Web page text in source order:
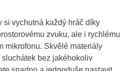
si vychutná každý hráč díky
zvuku, ale i rychlému
mikrofonu. Skvělé materiály
bez jakéhokoliv